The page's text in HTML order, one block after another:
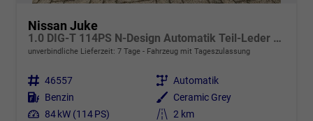
Nissan Juke
1.0 DIG-T 114PS N-Design Automatik Teil-Leder Klimaautomatik Sitzheizung Lenkradheizung PDC v+h Rückf.Kamera Navi 19"LM Bluetooth Touchscreen Apple CarPlay Android Auto
unverbindliche Lieferzeit: 7 Tage Fahrzeug mit Tageszulassung
Fahrzeugnr. 46557 Getriebe Automatik
Kraftstoff Benzin Außenfarbe
Ceramic Grey
Leistung 84 kW (114 PS) Kilometerstand 2 km